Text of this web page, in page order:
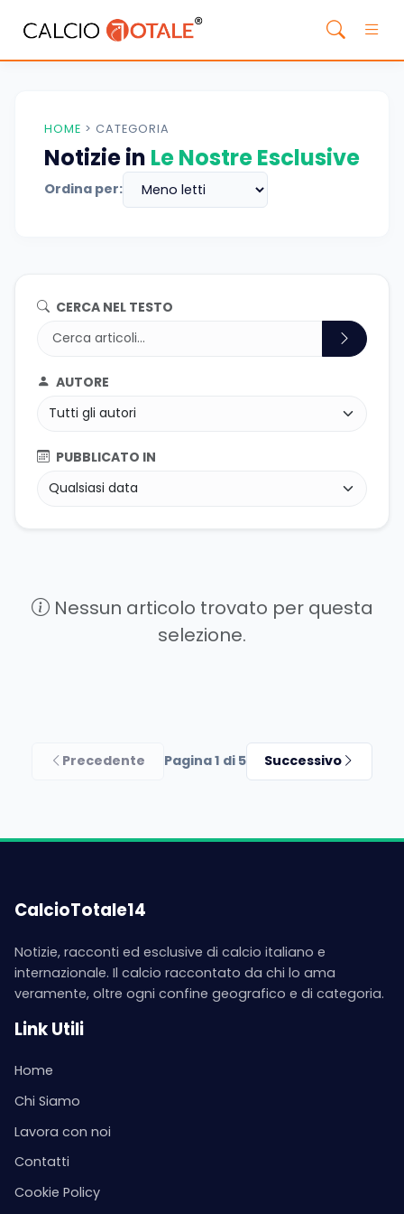
HOME > CATEGORIA
Notizie in Le Nostre Esclusive
Ordina per:
CERCA NEL TESTO
AUTORE
PUBBLICATO IN
Nessun articolo trovato per questa
selezione.
Precedente Pagina 1 di 5 Successivo
CalcioTotale14
Notizie, racconti ed esclusive di calcio italiano e
internazionale. Il calcio raccontato da chi lo ama
veramente, oltre ogni confine geografico e di categoria.
Link Utili
Home
Chi Siamo
Lavora con noi
Contatti
Cookie Policy